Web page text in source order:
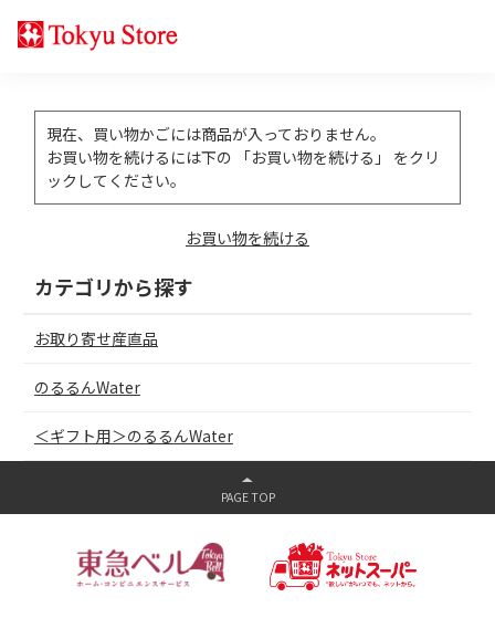
現在、買い物かごには商品が入っておりません。
お買い物を続けるには下の 「お買い物を続ける」 をクリ
ックしてください。
お買い物を続ける
カテゴリから探す
お取り寄せ産直品
のるるんWater
＜ギフト用＞のるるんWater